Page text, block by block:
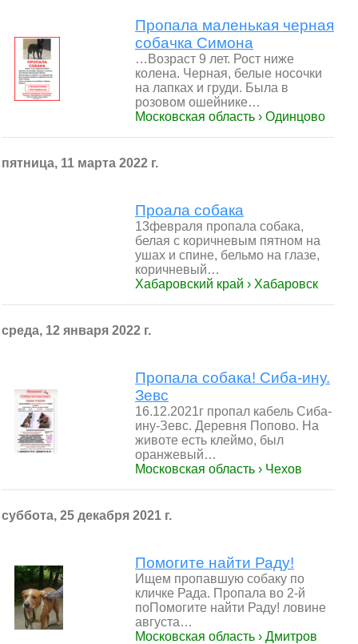
Пропала маленькая черная
собачка Симона
…Возраст 9 лет. Рост ниже
колена. Черная, белые носочки
на лапках и груди. Была в
розовом ошейнике…
Московская область › Одинцово
пятница, 11 марта 2022 г.
Проала собака
13февраля пропала собака,
белая с коричневым пятном на
ушах и спине, бельмо на глазе,
коричневый…
Хабаровский край › Хабаровск
среда, 12 января 2022 г.
Пропала собака! Сиба-ину.
Зевс
16.12.2021г пропал кабель Сиба-
ину-Зевс. Деревня Попово. На
животе есть клеймо, был
оранжевый…
Московская область › Чехов
суббота, 25 декабря 2021 г.
Помогите найти Раду!
Ищем пропавшую собаку по
кличке Рада. Пропала во 2-й
поПомогите найти Раду! ловине
августа…
Московская область › Дмитров